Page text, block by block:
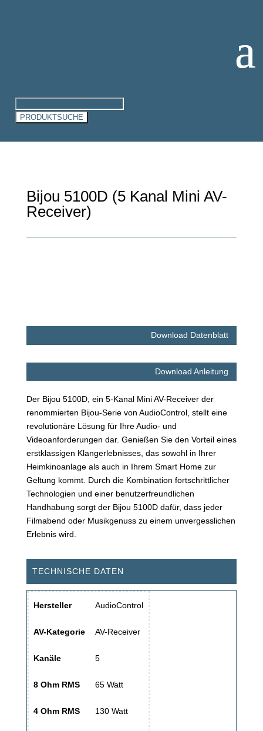
search
PRODUKTSUCHE
Bijou 5100D (5 Kanal Mini AV-
Receiver)
Download Datenblatt
Download Anleitung
Der Bijou 5100D, ein 5-Kanal Mini AV-Receiver der
renommierten Bijou-Serie von AudioControl, stellt eine
revolutionäre Lösung für Ihre Audio- und
Videoanforderungen dar. Genießen Sie den Vorteil eines
erstklassigen Klangerlebnisses, das sowohl in Ihrer
Heimkinoanlage als auch in Ihrem Smart Home zur
Geltung kommt. Durch die Kombination fortschrittlicher
Technologien und einer benutzerfreundlichen
Handhabung sorgt der Bijou 5100D dafür, dass jeder
Filmabend oder Musikgenuss zu einem unvergesslichen
Erlebnis wird.
TECHNISCHE DATEN
Hersteller AudioControl
AV-Kategorie AV-Receiver
Kanäle 5
8 Ohm RMS 65 Watt
4 Ohm RMS 130 Watt